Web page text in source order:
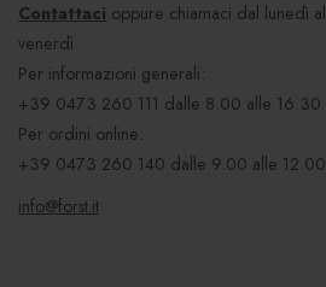
Contattaci oppure chiamaci dal lunedì al
venerdì
Per informazioni generali:
+39 0473 260 111 dalle 8.00 alle 16.30
Per ordini online:
+39 0473 260 140 dalle 9.00 alle 12.00
info@forst.it